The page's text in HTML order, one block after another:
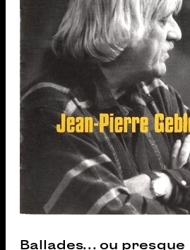
Ballades… ou presque